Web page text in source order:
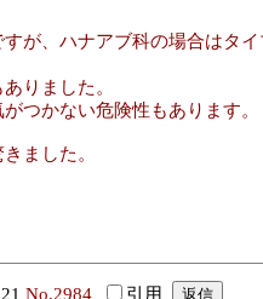
、ハナアブ科の場合はタ
りました。
つかない危険性もあります。
ました。
No.2984 引用